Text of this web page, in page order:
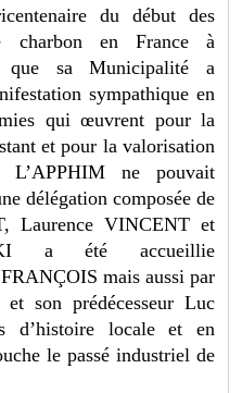
du début des
charbon en France à
que sa Municipalité a
sympathique en
qui œuvrent pour la
et pour la valorisation
ne pouvait
délégation composée de
Laurence VINCENT et
a été accueillie
mais aussi par
son prédécesseur Luc
d’histoire locale et en
le passé industriel de